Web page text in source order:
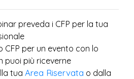
preveda i CFP per la tua
CFP per un evento con lo
puoi più riceverne
tua Area Riservata o dalla